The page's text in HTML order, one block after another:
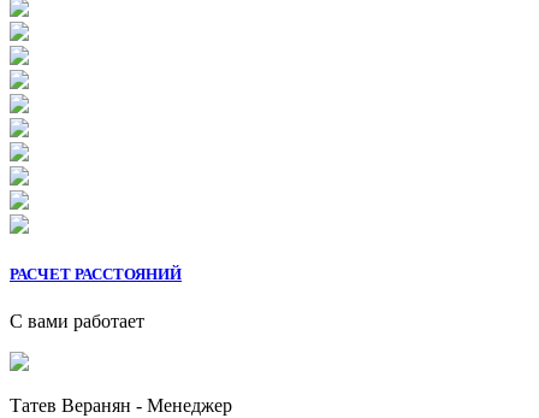
РАСЧЕТ РАССТОЯНИЙ
С вами работает
Татев Веранян - Менеджер